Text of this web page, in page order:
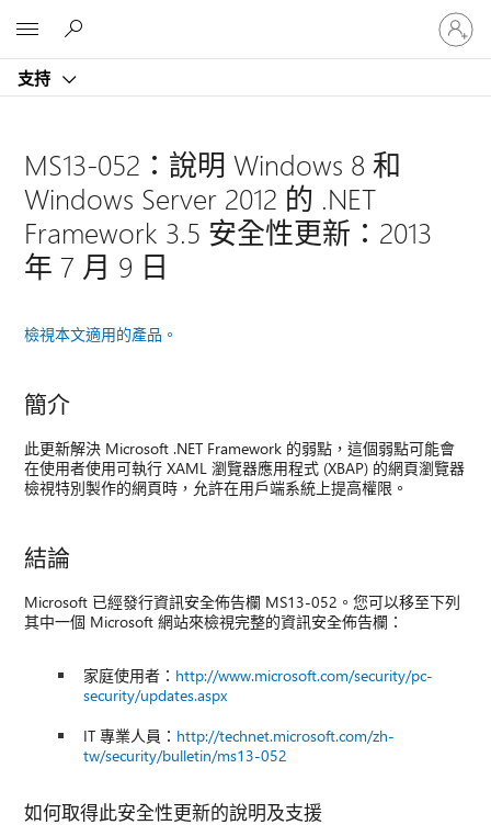
支持
登
入
您
MS13-052：說明 Windows 8 和
Windows Server 2012 的 .NET
Framework 3.5 安全性更新：2013
年 7 月 9 日
檢視本文適用的產品。
簡介
此更新解決 Microsoft .NET Framework 的弱點，這個弱點可能會
在使用者使用可執行 XAML 瀏覽器應用程式 (XBAP) 的網頁瀏覽器
檢視特別製作的網頁時，允許在用戶端系統上提高權限。
結論
Microsoft 已經發行資訊安全佈告欄 MS13-052。您可以移至下列
其中一個 Microsoft 網站來檢視完整的資訊安全佈告欄：
家庭使用者： http://www.microsoft.com/security/pc-
security/updates.aspx
IT 專業人員： http://technet.microsoft.com/zh-
tw/security/bulletin/ms13-052
如何取得此安全性更新的說明及支援